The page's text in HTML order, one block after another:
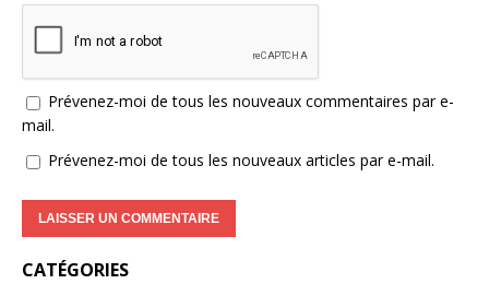
Prévenez-moi de tous les nouveaux commentaires par e-
mail.
Prévenez-moi de tous les nouveaux articles par e-mail.
CATÉGORIES